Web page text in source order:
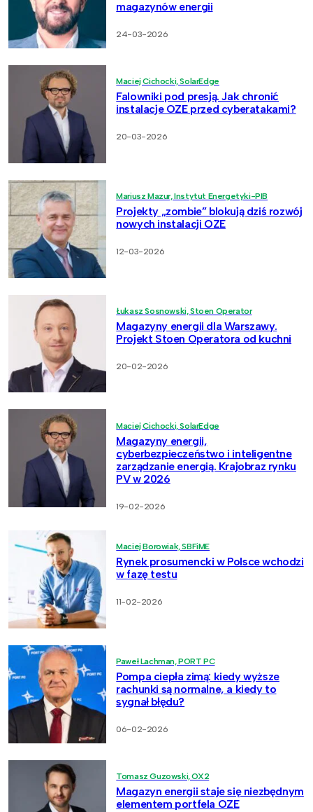
magazynów energii
24-03-2026
Maciej Cichocki, SolarEdge
Falowniki pod presją. Jak chronić
instalacje OZE przed cyberatakami?
20-03-2026
Mariusz Mazur, Instytut Energetyki-PIB
Projekty „zombie” blokują dziś rozwój
nowych instalacji OZE
12-03-2026
Łukasz Sosnowski, Stoen Operator
Magazyny energii dla Warszawy.
Projekt Stoen Operatora od kuchni
20-02-2026
Maciej Cichocki, SolarEdge
Magazyny energii,
cyberbezpieczeństwo i inteligentne
zarządzanie energią. Krajobraz rynku
PV w 2026
19-02-2026
Maciej Borowiak, SBFiME
Rynek prosumencki w Polsce wchodzi
w fazę testu
11-02-2026
Paweł Lachman, PORT PC
Pompa ciepła zimą: kiedy wyższe
rachunki są normalne, a kiedy to
sygnał błędu?
06-02-2026
Tomasz Guzowski, OX2
Magazyn energii staje się niezbędnym
elementem portfela OZE